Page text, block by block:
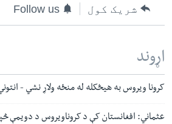
شریک کول Follow us
اړوند
کرونا ویروس به هیڅکله له منځه ولاړ نشي -
عثماني: افغانستان کې د کروناویروس د دویمې